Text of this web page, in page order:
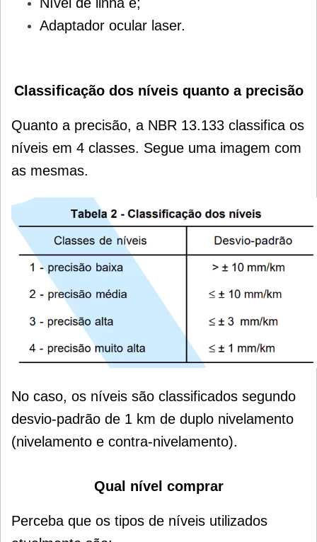
Adaptador ocular laser.
Classificação dos níveis quanto a precisão
Quanto a precisão, a NBR 13.133 classifica os
níveis em 4 classes. Segue uma imagem com
as mesmas.
No caso, os níveis são classificados segundo
desvio-padrão de 1 km de duplo nivelamento
(nivelamento e contra-nivelamento).
Qual nível comprar
Perceba que os tipos de níveis utilizados